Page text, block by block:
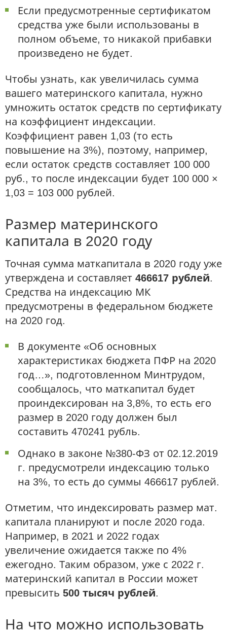
Если предусмотренные сертификатом
средства уже были использованы в
полном объеме, то никакой прибавки
произведено не будет.
Чтобы узнать, как увеличилась сумма
вашего материнского капитала, нужно
умножить остаток средств по сертификату
на коэффициент индексации.
Коэффициент равен 1,03 (то есть
повышение на 3%), поэтому, например,
если остаток средств составляет 100 000
руб., то после индексации будет 100 000 ×
1,03 = 103 000 рублей.
Размер материнского
капитала в 2020 году
Точная сумма маткапитала в 2020 году уже
утверждена и составляет 466617 рублей.
Средства на индексацию МК
предусмотрены в федеральном бюджете
на 2020 год.
В документе «Об основных
характеристиках бюджета ПФР на 2020
год…», подготовленном Минтрудом,
сообщалось, что маткапитал будет
проиндексирован на 3,8%, то есть его
размер в 2020 году должен был
составить 470241 рубль.
Однако в законе №380-ФЗ от 02.12.2019
г. предусмотрели индексацию только
на 3%, то есть до суммы 466617 рублей.
Отметим, что индексировать размер мат.
капитала планируют и после 2020 года.
Например, в 2021 и 2022 годах
увеличение ожидается также по 4%
ежегодно. Таким образом, уже с 2022 г.
материнский капитал в России может
превысить 500 тысяч рублей.
На что можно использовать